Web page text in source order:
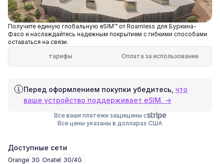
Получите единую глобальную eSIM™ от Roamless для Буркина-
Фасо и наслаждайтесь надежным покрытием с гибкими способами
оставаться на связи.
тарифы
Оплата за использование
Перед оформлением покупки убедитесь, что
ваше устройство поддерживает eSIM. →
Все ваши платежи защищены с
Все цены указаны в долларах США
Доступные сети
Orange 3G Onatel 3G/4G